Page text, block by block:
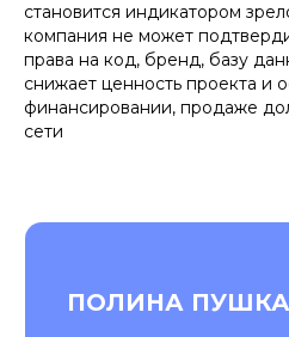
становится индикатором
компания не может
права на код, бренд, базу
снижает ценность проекта и
финансировании, продаже
сети
Нажимая кнопку «Подписаться на
согласие
на обработку
данных в соответствии сполитикой
персональных данных